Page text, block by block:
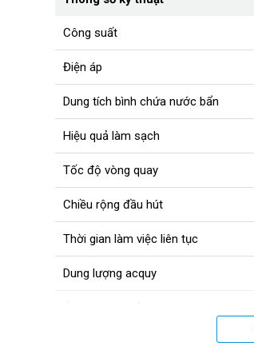
Công suất
Điện áp
Dung tích bình chứa nước bẩn
Hiệu quả làm sạch
Tốc độ vòng quay
Chiều rộng đầu hút
Thời gian làm việc liên tục
Dung lượng acquy